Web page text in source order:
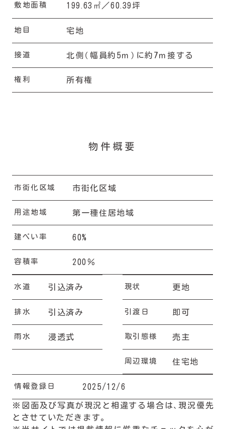
敷地面積 199.63㎡／60.39坪
地目 宅地
接道 北側（幅員約5ｍ）に約7ｍ接する
権利 所有権
物件概要
市街化区域 市街化区域
用途地域 第一種住居地域
建ぺい率 60%
容積率 200％
水道 引込済み
排水 引込済み
雨水 浸透式
現状 更地
引渡日 即可
取引態様 売主
周辺環境 住宅地
情報登録日 2025/12/6
※図面及び写真が現況と相違する場合は、現況優先
とさせていただきます。